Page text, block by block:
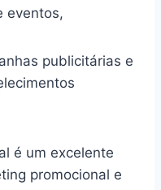
eventos,
publicitárias e
é um excelente
promocional e